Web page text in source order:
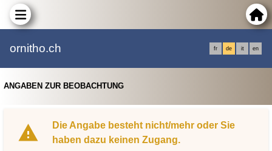
ornitho.ch fr de it en
ANGABEN ZUR BEOBACHTUNG
Die Angabe besteht nicht/mehr oder Sie
haben dazu keinen Zugang.